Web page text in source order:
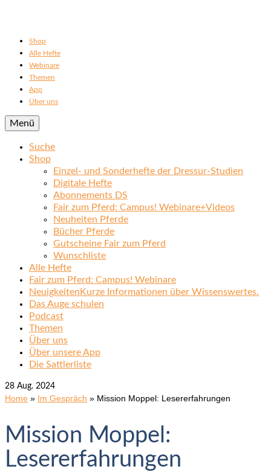
Shop
Alle Hefte
Webinare
Themen
App
Über uns
Menü
Suche
Shop
Einzel- und Sonderhefte der Dressur-Studien
Digitale Hefte
Abonnements DS
Fair zum Pferd: Campus! Webinare+Videos
Neuheiten Pferde
Bücher Pferde
Gutscheine Fair zum Pferd
Wunschliste
Alle Hefte
Fair zum Pferd: Campus! Webinare
Neuigkeiten Kurze Informationen über Wissenswertes.
Das Auge schulen
Podcast
Themen
Über uns
Über unsere App
Die Sattlerliste
28 Aug. 2024
Home » Im Gespräch » Mission Moppel: Lesererfahrungen
Mission Moppel:
Lesererfahrungen